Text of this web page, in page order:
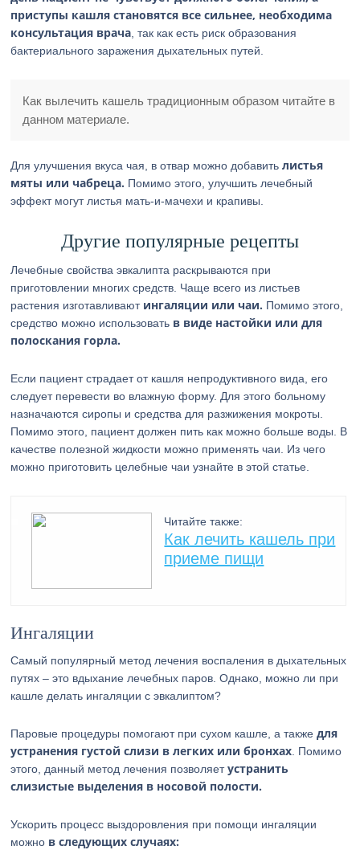
приступы кашля становятся все сильнее, необходима
консультация врача , так как есть риск образования
бактериального заражения дыхательных путей.
Как вылечить кашель традиционным образом читайте в
данном материале.
Для улучшения вкуса чая, в отвар можно добавитьлистья
мяты или чабреца. Помимо этого, улучшить лечебный
эффект могут листья мать-и-мачехи и крапивы.
Другие популярные рецепты
Лечебные свойства эвкалипта раскрываются при
приготовлении многих средств. Чаще всего из листьев
растения изготавливают ингаляции или чаи. Помимо этого,
средство можно использовать в виде настойки или для
полоскания горла.
Если пациент страдает от кашля непродуктивного вида, его
следует перевести во влажную форму. Для этого больному
назначаются сиропы и средства для разжижения мокроты.
Помимо этого, пациент должен пить как можно больше воды. В
качестве полезной жидкости можно применять чаи. Из чего
можно приготовить целебные чаи узнайте в этой статье.
Читайте также:
Как лечить кашель при
приеме пищи
Ингаляции
Самый популярный метод лечения воспаления в дыхательных
путях – это вдыхание лечебных паров. Однако, можно ли при
кашле делать ингаляции с эвкалиптом?
Паровые процедуры помогают при сухом кашле, а такжедля
устранения густой слизи в легких или бронхах . Помимо
этого, данный метод лечения позволяетустранить
слизистые выделения в носовой полости.
Ускорить процесс выздоровления при помощи ингаляции
можно в следующих случаях: